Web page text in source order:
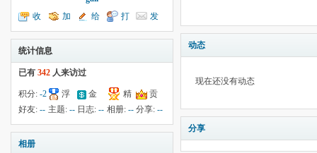
收
听TA
加
为好友
给
我留言
打
个招呼
发
送消息
统计信息
已有 342 人来访过
积分: -2
浮
云:
金
钱:14
精
华:--
贡
献:--
好友: -- 主题: -- 日志:-- 相册: -- 分享:--
相册
动态
现在还没有动态
分享